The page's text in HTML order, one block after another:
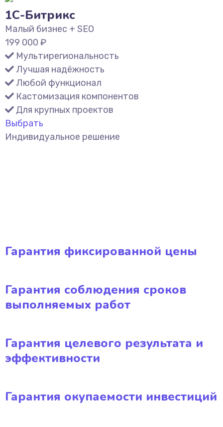
1С-Битрикс
Малый бизнес + SEO
199 000 ₽
Мультирегиональность
Лучшая надёжность
Любой функционал
Кастомизация компонентов
Для крупных проектов
Выбрать
Индивидуальное решение
Гарантия фиксированной цены
Гарантия соблюдения сроков
выполняемых работ
Гарантия целевого результата и
эффективности
Гарантия окупаемости инвестиций